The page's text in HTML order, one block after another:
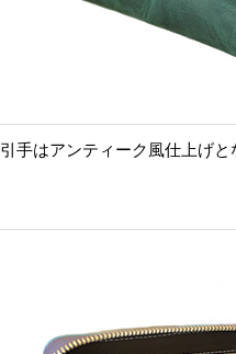
引手はアンティーク風仕上げと